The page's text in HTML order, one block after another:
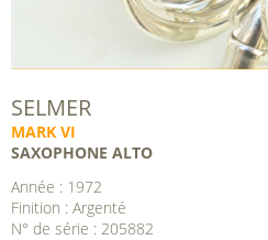
SELMER
MARK VI
SAXOPHONE ALTO
Année : 1972
Finition : Argenté
N° de série : 205882